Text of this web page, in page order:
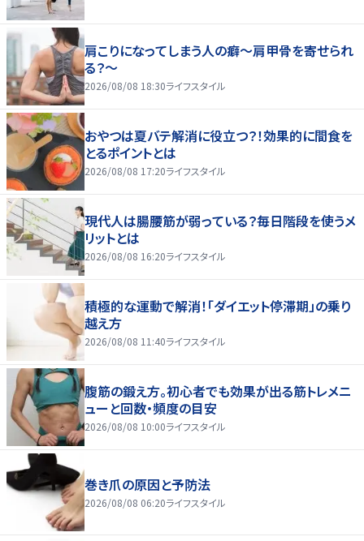
肩こりになってしまう人の癖～肩甲骨を寄せられ
る？～
2026/08/08 18:30ライフスタイル
おやつは夏バテ解消に役立つ？！効果的に間食を
とるポイントとは
2026/08/08 17:20ライフスタイル
現代人は腸腰筋が弱っている？毎日階段を使うメ
リットとは
2026/08/08 16:20ライフスタイル
積極的な運動で解消！「ダイエット停滞期」の乗り
越え方
2026/08/08 11:40ライフスタイル
腹筋の鍛え方。初心者でも効果が出る筋トレメニ
ューと回数・頻度の目安
2026/08/08 10:00ライフスタイル
巻き爪の原因と予防法
2026/08/08 06:20ライフスタイル